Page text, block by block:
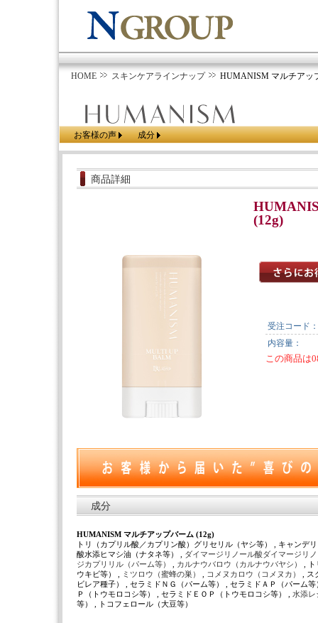
HOME スキンケアラインナップ HUMANISM マルチアッ
お客様の声 成分
商品詳細
(12g)
受注コード：
内容量：
この商品は
成分
HUMANISM マルチアップバーム (12g)
トリ（カプリル酸／カプリン酸）グリセリル（ヤシ等） , キャンデ
酸水添ヒマシ油（ナタネ等） ,
ダイマージリノール酸ダイマージリ
ジカプリリル（パーム等）
カルナウバロウ（カルナウバヤシ）
,
ウキビ等） ,
ミツロウ（蜜蜂の巣） コメヌカロウ（コメヌカ）
,
ビレア種子） , セラミドＮＧ（パーム等） , セラミドＡＰ（パーム
Ｐ（トウモロコシ等） , セラミドＥＯＰ（トウモロコシ等） , 水添レ
等） , トコフェロール（大豆等）